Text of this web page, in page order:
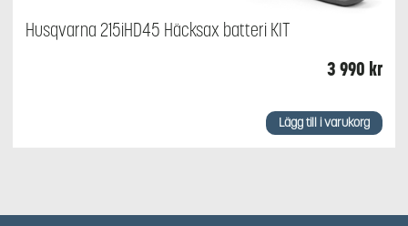
Husqvarna 215iHD45 Häcksax batteri KIT
3 990 kr
Lägg till i varukorg